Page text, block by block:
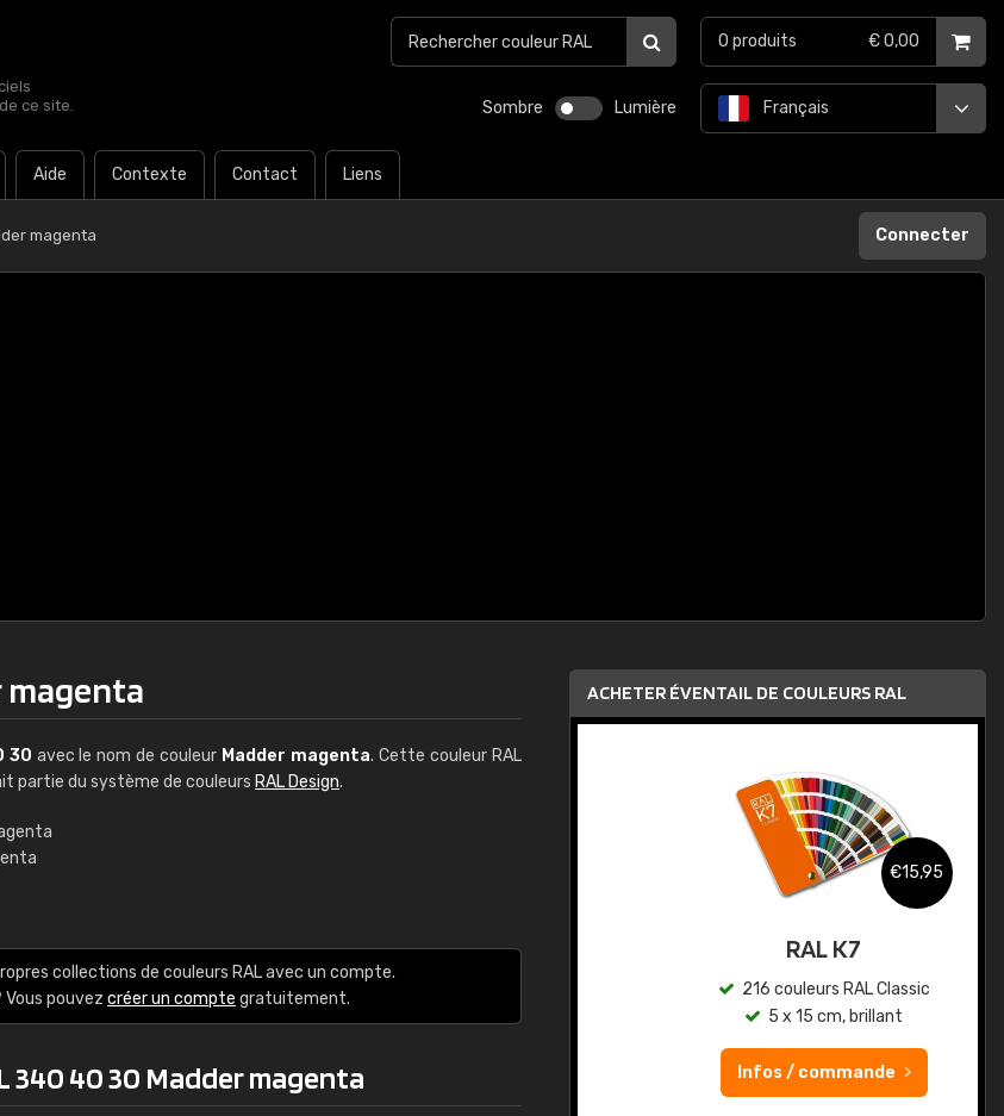
ce site.
Sombre Lumière
Aide Contexte Contact Liens
Français
0 produits € 0,00
magenta Connecter
magenta
30 avec le nom de couleur Madder magenta. Cette couleur RAL
partie du système de couleurs RAL Design.
collections de couleurs RAL avec un compte.
pouvez créer un compte gratuitement.
340 40 30 Madder magenta
ACHETER ÉVENTAIL DE COULEURS RAL
RAL K7 à base d'eau
216 couleurs RAL Classic
Infos / commande
€15,95
RAL K7
216 couleurs RAL Classic
5 x 15 cm, brillant
Infos / commande